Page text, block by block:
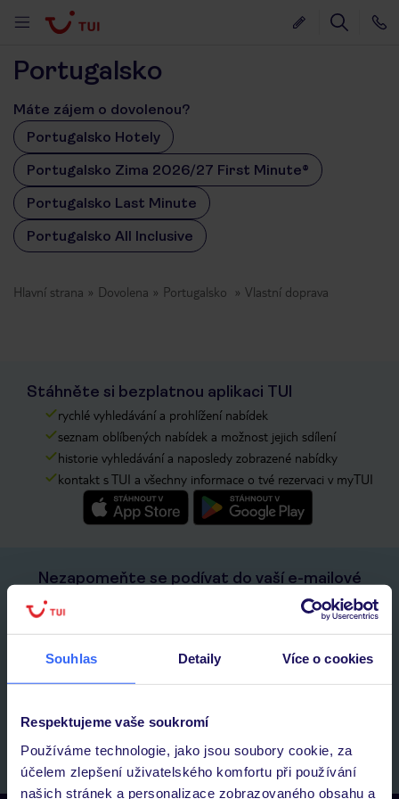
Souhlas Detaily Více o cookies
Respektujeme vaše soukromí
Používáme technologie, jako jsou soubory cookie, za
účelem zlepšení uživatelského komfortu při používání
našich stránek a personalizace zobrazovaného obsahu a
Portugalsko
Máte zájem o dovolenou?
Portugalsko Hotely
Portugalsko Zima 2026/27 First Minute®
Portugalsko Last Minute
Portugalsko All Inclusive
Hlavní strana Dovolena Portugalsko Vlastní doprava
Stáhněte si bezplatnou aplikaci TUI
rychlé vyhledávání a prohlížení nabídek
seznam oblíbených nabídek a možnost jejich sdílení
historie vyhledávání a naposledy zobrazené nabídky
kontakt s TUI a všechny informace o tvé rezervaci v myTUI
Nezapomeňte se podívat do vaší e-mailové
schránky a registraci potvrdit!
E-MAIL
Přihlásit se k odběru